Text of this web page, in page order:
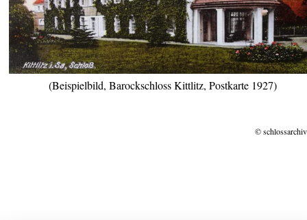
(Beispielbild, Barockschloss Kittlitz, Postkarte 1927)
©